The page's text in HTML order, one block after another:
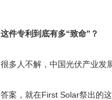
这件专利到底有多“致命”？
很多人不解，中国光伏产业发
答案，就在First Solar祭出的